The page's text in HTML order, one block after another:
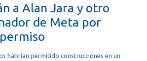
a Alan Jara y otro
de Meta por
habrían permitido construcciones en un